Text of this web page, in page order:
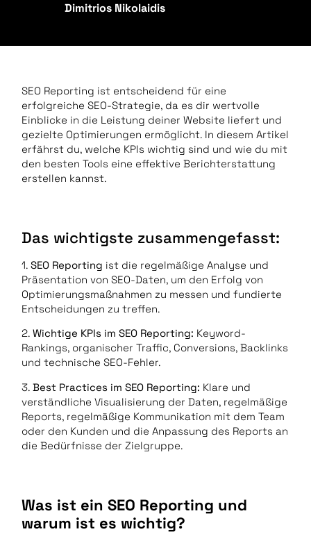
Dimitrios Nikolaidis
SEO Reporting ist entscheidend für eine
erfolgreiche SEO-Strategie, da es dir wertvolle
Einblicke in die Leistung deiner Website liefert und
gezielte Optimierungen ermöglicht. In diesem Artikel
erfährst du, welche KPIs wichtig sind und wie du mit
den besten Tools eine effektive Berichterstattung
erstellen kannst.
Das wichtigste zusammengefasst:
1.SEO Reporting ist die regelmäßige Analyse und
Präsentation von SEO-Daten, um den Erfolg von
Optimierungsmaßnahmen zu messen und fundierte
Entscheidungen zu treffen.
2.Wichtige KPIs im SEO Reporting: Keyword-
Rankings, organischer Traffic, Conversions, Backlinks
und technische SEO-Fehler.
3.Best Practices im SEO Reporting: Klare und
verständliche Visualisierung der Daten, regelmäßige
Reports, regelmäßige Kommunikation mit dem Team
oder den Kunden und die Anpassung des Reports an
die Bedürfnisse der Zielgruppe.
Was ist ein SEO Reporting und
warum ist es wichtig?